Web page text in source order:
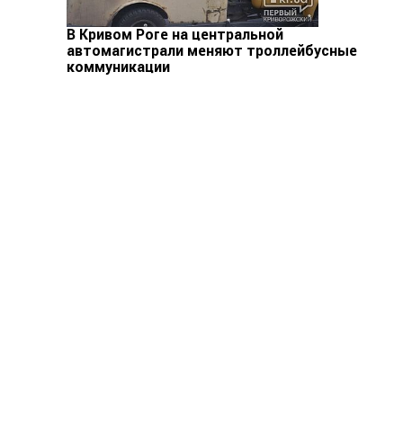
В Кривом Роге на центральной
автомагистрали меняют троллейбусные
коммуникации